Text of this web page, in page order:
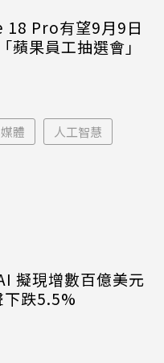
18 Pro有望9月9日
蘋果員工抽選會」
體 人工智慧
擬現增數百億美元
下跌5.5%